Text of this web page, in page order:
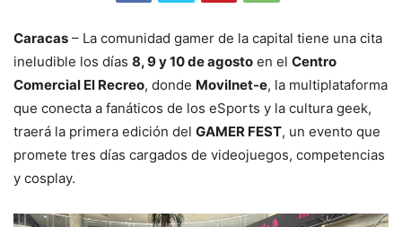
Caracas – La comunidad gamer de la capital tiene una cita
ineludible los días 8, 9 y 10 de agosto en el Centro
Comercial El Recreo, donde Movilnet-e, la multiplataforma
que conecta a fanáticos de los eSports y la cultura geek,
traerá la primera edición del GAMER FEST, un evento que
promete tres días cargados de videojuegos, competencias
y cosplay.